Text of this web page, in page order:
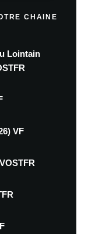
CHAINE
Lointain
VF